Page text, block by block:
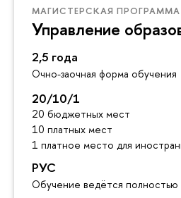
МАГИСТЕРСКАЯ ПРОГРАММА
Управление
2,5 года
Очно-заочная форма обучения
20/10/1
20 бюджетных мест
10 платных мест
1 платное место для
РУС
Обучение ведётся полностью